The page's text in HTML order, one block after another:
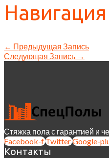
← Предыдущая Запись
Следующая Запись →
Стяжка пола с гарантией и
Facebook-fTwitterGoogle-
Контакты